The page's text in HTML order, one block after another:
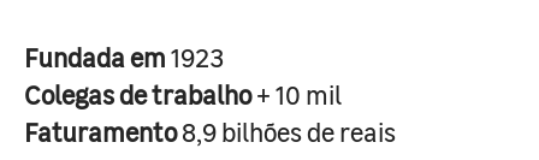
Fundada em1923
Colegas de trabalho+ 10 mil
Faturamento8,9 bilhões de reais